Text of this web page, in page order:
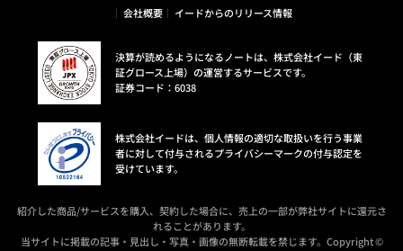
会社概要
イードからのリリース情報
決算が読めるようになるノートは、株式会社イード（東
証グロース上場）の運営するサービスです。
証券コード：6038
株式会社イードは、個人情報の適切な取扱いを行う事業
者に対して付与されるプライバシーマークの付与認定を
受けています。
紹介した商品/サービスを購入、契約した場合に、売上の一部が弊社サイトに還元さ
れることがあります。
当サイトに掲載の記事・見出し・写真・画像の無断転載を禁じます。Copyright ©